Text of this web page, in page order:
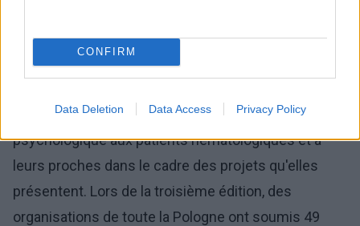
CONFIRM
Data Deletion Data Access Privacy Policy
records. L'objectif principal de cette initiative est
d'apporter un soutien psychologique aux patients
organisations qui fournissent une assistance
psychologique aux patients hématologiques et à
leurs proches dans le cadre des projets qu'elles
présentent. Lors de la troisième édition, des
organisations de toute la Pologne ont soumis 49